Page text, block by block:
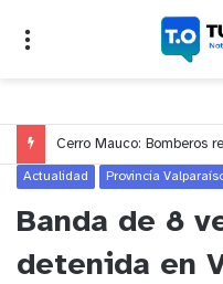
Actualidad Provincia
Banda de 8
detenida en